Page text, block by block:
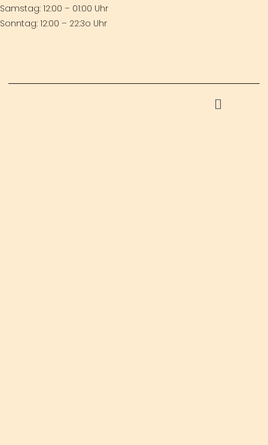
Samstag: 12:00 – 01:00 Uhr
Sonntag: 12:00 – 22:3o Uhr